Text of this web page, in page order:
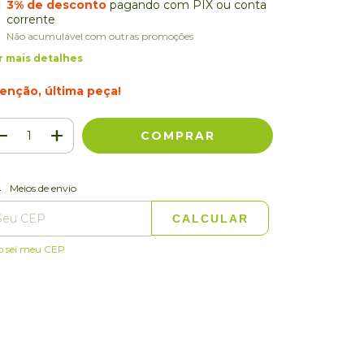
3% de descontopagando com PIX ou conta
corrente
Não acumulável com outras promoções
mais detalhes
última peça!
para o CEP:
Meios de envio
CALCULAR
sei meu CEP